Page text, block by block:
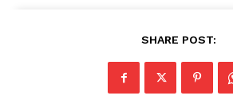
SHARE POST: